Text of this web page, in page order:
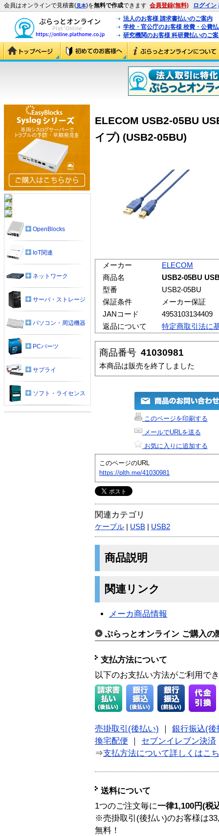
会員はオンラインで見積書(見本)を無料で作成できます 会員登録(無料) ログイン
法人のお客様 請求書払いのご案内
学校・官公庁のお客様 校費・公費
研究機関のお客様 科研費払いのご
ELECOM USB2-05BU
イプ) (USB2-05BU)
メーカー
ELECOM
商品名
USB2-05BU
型番
USB2-05BU
保証条件
メーカー保証
JANコード
4953103134409
返品について
特定商取引法に
商品番号 41030981
本商品は販売を終了しました
このページを印刷する
メールでURLを送る
お気に入りに追加する
このページのURL
https://plth.me/41030981
関連カテゴリ
ケーブル USB USB2
商品説明
関連リンク
メーカ商品情報
ぷらっとオンライン ご購入の
支払方法について
以下のお支払い方法がご利用で
売掛取引(後払い)
銀行振込(後
換宅配便
セブンイレブン決済
⇒支払方法について詳しくはこ
送料について
1つのご注文毎に一律1,100円(税
※売掛取引(後払い)のお客様は
無料！
OpenBlocks
IoT関連
ネットワーク
サーバ・ストレージ
パソコン・周辺機器
PCパーツ
サプライ
ソフト・ライセンス